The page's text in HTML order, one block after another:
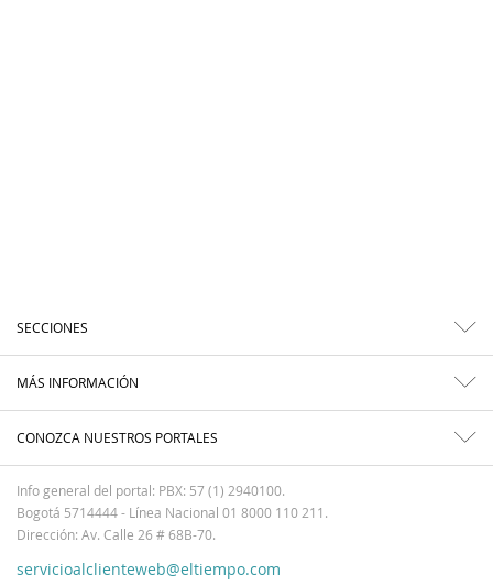
SECCIONES
MÁS INFORMACIÓN
CONOZCA NUESTROS PORTALES
Info general del portal: PBX: 57 (1) 2940100.
Bogotá 5714444 - Línea Nacional 01 8000 110 211.
Dirección: Av. Calle 26 # 68B-70.
servicioalclienteweb@eltiempo.com